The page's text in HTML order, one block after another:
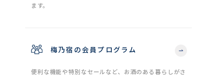
ます。
梅乃宿の会員プログラム
便利な機能や特別なセールなど、お酒のある暮らしがさ